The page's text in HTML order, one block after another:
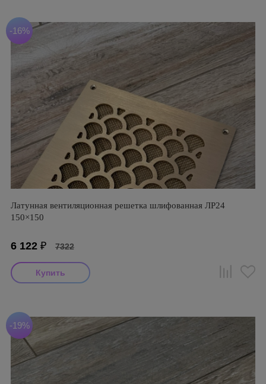
-16%
Латунная вентиляционная решетка шлифованная ЛР24
150×150
6 122 ₽ 7322
-19%